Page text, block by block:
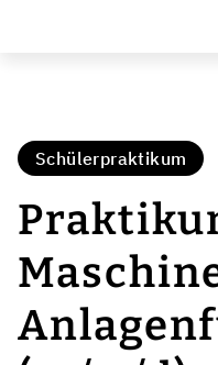
Schülerpraktikum